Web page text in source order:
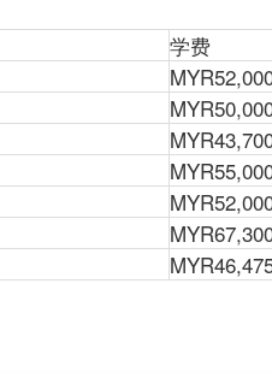
学费